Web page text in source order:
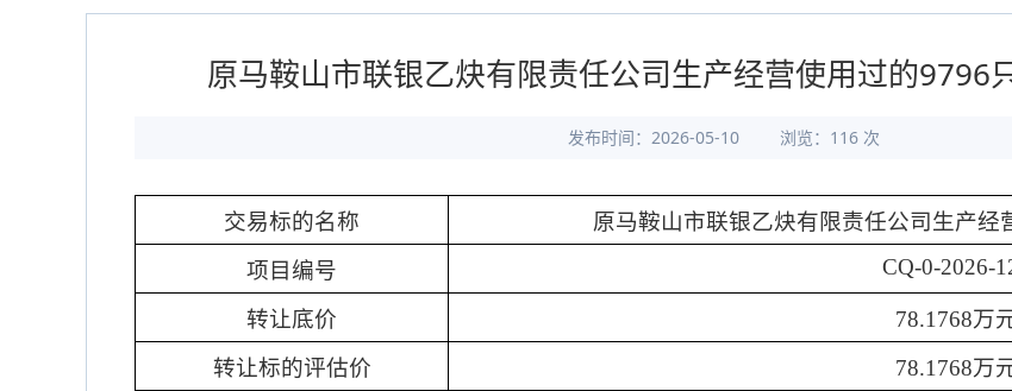
原马鞍山市联银乙炔有限责任公司生产经营使用过的9796
发布时间：2026-05-10 浏览： 116 次
交易标的名称 原马鞍山市联银乙炔有限责任公司生产经
项目编号
CQ-0-2026-
转让底价 78.1768万
转让标的评估价
78.1768万